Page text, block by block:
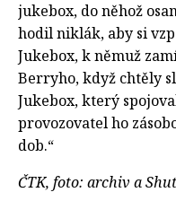
jukebox, do něhož
hodil niklák, aby si
Jukebox, k němuž
Berryho, když chtěly
Jukebox, který
provozovatel ho
dob.“
ČTK, foto: archiv a